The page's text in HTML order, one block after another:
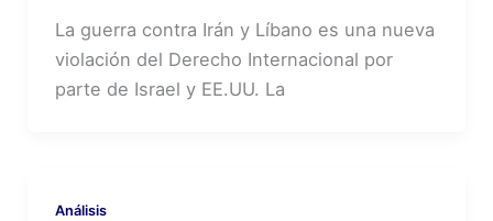
La guerra contra Irán y Líbano es una nueva
violación del Derecho Internacional por
parte de Israel y EE.UU. La
Análisis